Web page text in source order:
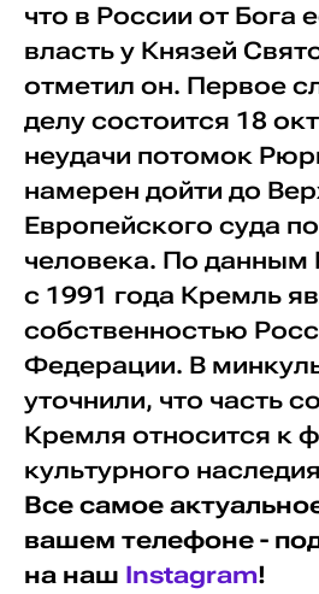
что в России от Бога
власть у Князей
отметил он. Первое
делу состоится 18
неудачи потомок
намерен дойти до
Европейского суда
человека. По данным
с 1991 года Кремль
собственностью
Федерации. В
уточнили, что часть
Кремля относится к
культурного
Все самое
вашем телефоне -
на наш Instagram!